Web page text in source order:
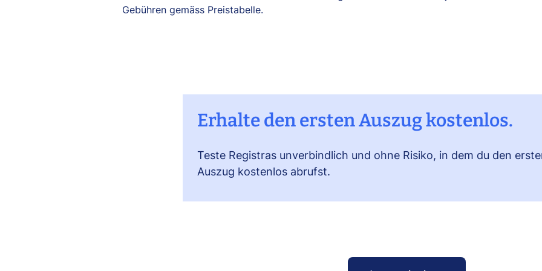
Gebühren gemäss Preistabelle.
Erhalte den ersten Auszug kostenlos.
Teste Registras unverbindlich und ohne Risiko, in dem du den
Auszug kostenlos abrufst.